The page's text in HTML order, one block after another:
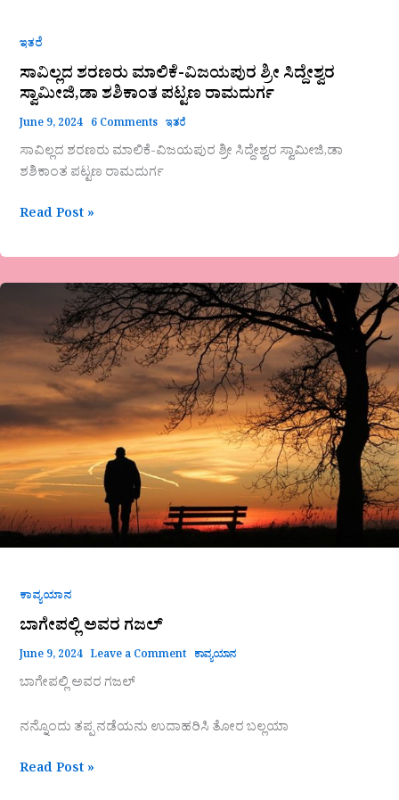
ಇತರೆ
ಸಾವಿಲ್ಲದ ಶರಣರು ಮಾಲಿಕೆ-ವಿಜಯಪುರ ಶ್ರೀ ಸಿದ್ದೇಶ್ವರ
ಸ್ವಾಮೀಜಿ,ಡಾ ಶಶಿಕಾಂತ ಪಟ್ಟಣ ರಾಮದುರ್ಗ
June 9, 2024 6 Comments ಇತರೆ
ಸಾವಿಲ್ಲದ ಶರಣರು ಮಾಲಿಕೆ-ವಿಜಯಪುರ ಶ್ರೀ ಸಿದ್ದೇಶ್ವರ ಸ್ವಾಮೀಜಿ,ಡಾ
ಶಶಿಕಾಂತ ಪಟ್ಟಣ ರಾಮದುರ್ಗ
Read Post »
ಕಾವ್ಯಯಾನ
ಬಾಗೇಪಲ್ಲಿ ಅವರ ಗಜಲ್
June 9, 2024 Leave a Comment ಕಾವ್ಯಯಾನ
ಬಾಗೇಪಲ್ಲಿ ಅವರ ಗಜಲ್
ನನ್ನೊಂದು ತಪ್ಪ ನಡೆಯನು ಉದಾಹರಿಸಿ ತೋರ ಬಲ್ಲಯಾ
ಬಾಗೇಪಲ್ಲಿ
ಗಜಲ್
Read Post »